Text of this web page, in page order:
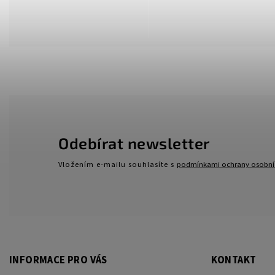
INFORMACE PRO VÁS KONTAKT
Odebírat newsletter
Vložením e-mailu souhlasíte s podmínkami ochrany